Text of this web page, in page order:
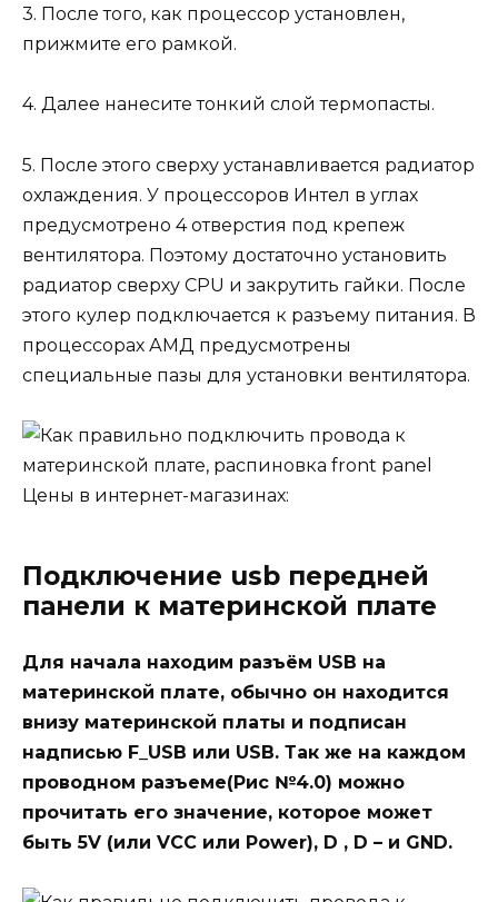
3. После того, как процессор установлен,
прижмите его рамкой.
4. Далее нанесите тонкий слой термопасты.
5. После этого сверху устанавливается радиатор
охлаждения. У процессоров Интел в углах
предусмотрено 4 отверстия под крепеж
вентилятора. Поэтому достаточно установить
радиатор сверху CPU и закрутить гайки. После
этого кулер подключается к разъему питания. В
процессорах АМД предусмотрены
специальные пазы для установки вентилятора.
Цены в интернет-магазинах:
Подключение usb передней
панели к материнской плате
Для начала находим разъём USB на
материнской плате, обычно он находится
внизу материнской платы и подписан
надписью F_USB или USB. Так же на каждом
проводном разъеме(Рис №4.0) можно
прочитать его значение, которое может
быть 5V (или VCC или Power), D , D – и GND.